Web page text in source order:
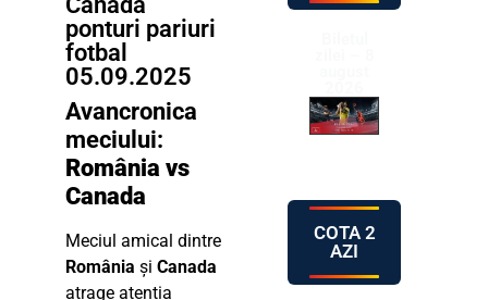
ponturi pariuri
fotbal
05.09.2025
Avancronica
meciului:
România vs
Canada
Meciul amical dintre
România și Canada
atrage atenția
COTA 2
AZI